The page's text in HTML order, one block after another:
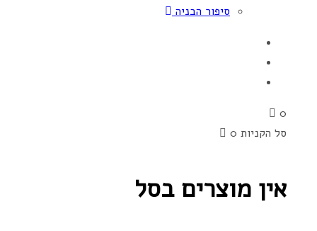
סיפור הבניה
0
סל הקניות 0
אין מוצרים בסל